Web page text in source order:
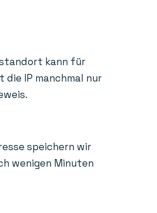
kann für
die IP manchmal nur
speichern wir
wenigen Minuten